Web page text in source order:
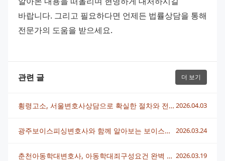
바랍니다. 그리고 필요하다면 언제든 법률상담을 통해
전문가의 도움을 받으세요.
관련 글 더 보기
횡령고소, 서울변호사상담으로 확실한 절차와 전략 알아보기 2026.04.03
광주보이스피싱변호사와 함께 알아보는 보이스피싱유형 완전정복 2026.03.24
춘천아동학대변호사, 아동학대죄구성요건 완벽 이해하기 2026.03.19